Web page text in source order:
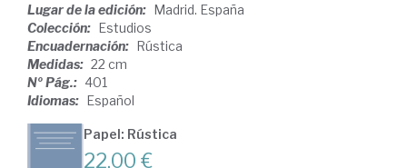
Lugar de la edición: Madrid. España
Colección: Estudios
Encuadernación: Rústica
Medidas: 22 cm
Nº Pág.: 401
Idiomas: Español
Papel: Rústica
22,00 €